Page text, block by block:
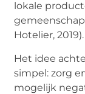
lokale
Hotelier, 2019).
Het idee
simpel: zorg
mogelijk